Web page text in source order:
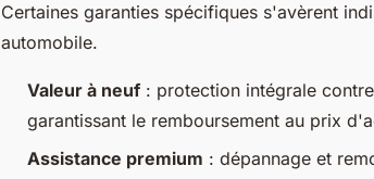
Certaines garanties spécifiques s'avèrent
automobile.
Valeur à neuf : protection intégrale
garantissant le remboursement au prix
Assistance premium : dépannage et